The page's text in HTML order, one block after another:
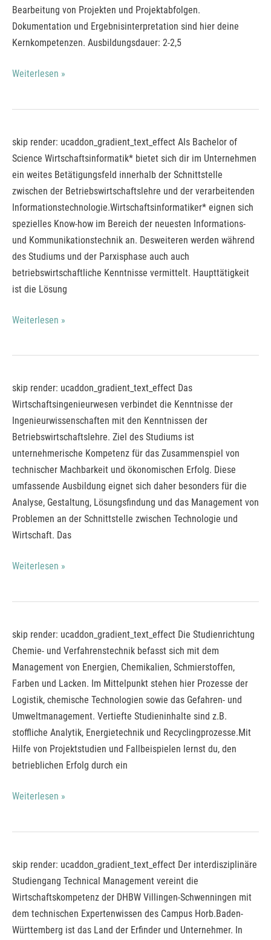
Bearbeitung von Projekten und Projektabfolgen.
Dokumentation und Ergebnisinterpretation sind hier deine
Kernkompetenzen. Ausbildungsdauer: 2-2,5
&
Lack
Weiterlesen »
skip render: ucaddon_gradient_text_effect Als Bachelor of
Science Wirtschaftsinformatik* bietet sich dir im Unternehmen
ein weites Betätigungsfeld innerhalb der Schnittstelle
zwischen der Betriebswirtschaftslehre und der verarbeitenden
Informationstechnologie.Wirtschaftsinformatiker* eignen sich
spezielles Know-how im Bereich der neuesten Informations-
und Kommunikationstechnik an. Desweiteren werden während
des Studiums und der Parxisphase auch auch
betriebswirtschaftliche Kenntnisse vermittelt. Haupttätigkeit
ist die Lösung
Bachelor
of
Science
Wirtschaftsinformatik
(DH)*
Weiterlesen »
skip render: ucaddon_gradient_text_effect Das
Wirtschaftsingenieurwesen verbindet die Kenntnisse der
Ingenieurwissenschaften mit den Kenntnissen der
Betriebswirtschaftslehre. Ziel des Studiums ist
unternehmerische Kompetenz für das Zusammenspiel von
technischer Machbarkeit und ökonomischen Erfolg. Diese
umfassende Ausbildung eignet sich daher besonders für die
Analyse, Gestaltung, Lösungs­findung und das Management von
Problemen an der Schnittstelle zwischen Technologie und
Wirtschaft. Das
Bachelor
of
Engineering
Wirtschaftsingenieurwesen
(DH)*
Weiterlesen »
skip render: ucaddon_gradient_text_effect Die Studienrichtung
Chemie- und Verfahrenstechnik befasst sich mit dem
Management von Energien, Chemikalien, Schmierstoffen,
Farben und Lacken. Im Mittelpunkt stehen hier Prozesse der
Logistik, chemische Technologien sowie das Gefahren- und
Umweltmanagement. Vertiefte Studieninhalte sind z.B.
stoffliche Analytik, Energietechnik und Recyclingprozesse.Mit
Hilfe von Projektstudien und Fallbeispielen lernst du, den
betrieblichen Erfolg durch ein
Bachelor
of
Engineering
Chemie-
und
Verfahrenstechnik
(DH)*
Weiterlesen »
skip render: ucaddon_gradient_text_effect Der interdisziplinäre
Studiengang Technical Management vereint die
Wirtschaftskompetenz der DHBW Villingen-Schwenningen mit
dem technischen Expertenwissen des Campus Horb.Baden-
Württemberg ist das Land der Erfinder und Unternehmer. In
Bachelor
of
Arts
Technical
Management